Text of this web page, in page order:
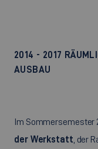
2014 - 2017
AUSBAU
Im Sommersemester
der Werkstatt , der